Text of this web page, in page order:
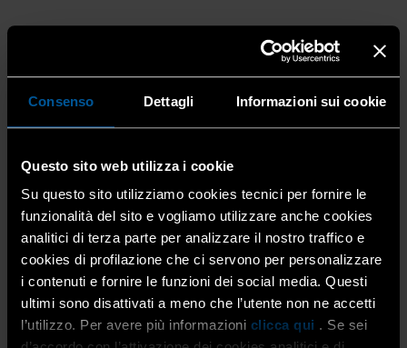
Consenso Dettagli Informazioni sui cookie
Questo sito web utilizza i cookie
Su questo sito utilizziamo cookies tecnici per fornire le
funzionalità del sito e vogliamo utilizzare anche cookies
analitici di terza parte per analizzare il nostro traffico e
cookies di profilazione che ci servono per personalizzare
i contenuti e fornire le funzioni dei social media. Questi
ultimi sono disattivati a meno che l’utente non ne accetti
l’utilizzo. Per avere più informazioni clicca qui . Se sei
, vice Rappresentante dell’Area Servizi di
Confartigianato Imprese Bergamo e referente della
categoria degli Autoriparatori commenta con
un percorso formativo sul controllo della gestione e dei
costi aziendali che fosse calato nella realtà delle officine e
che tenesse conto delle loro peculiarità e delle loro
specificità. Sono contento di avervi partecipato perché
non si è trattato di un semplice corso ‘standard’ che ha
fornito delle cognizioni ma di un evento formativo a tutto
tondo che ci ha fornito strumenti utili, come modelli
documentali, che ora possiamo usare quotidianamente in
azienda per calcolare i nostri costi. Un elemento